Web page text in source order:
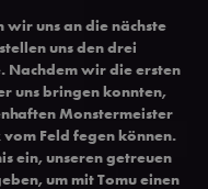
wir uns an die nächste
uns den drei
Nachdem wir die ersten
uns bringen konnten,
Monstermeister
Feld fegen können.
ein, unseren getreuen
um mit Tomu einen